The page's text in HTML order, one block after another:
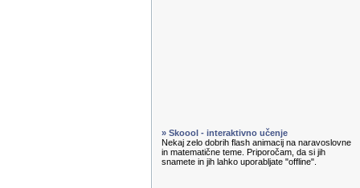
» Skoool - interaktivno učenje
Nekaj zelo dobrih flash animacij na naravoslovne
in matematične teme. Priporočam, da si jih
snamete in jih lahko uporabljate "offline".